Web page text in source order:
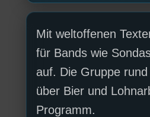
Mit weltoffenen
für Bands wie
auf. Die Gruppe
über Bier und
Programm.